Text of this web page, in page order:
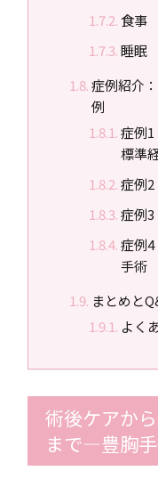
食事
睡眠
症例紹介
例
症例1
標準
症例
症例
症例
手術
まとめと
よく
術後ケアか
まで―豊胸